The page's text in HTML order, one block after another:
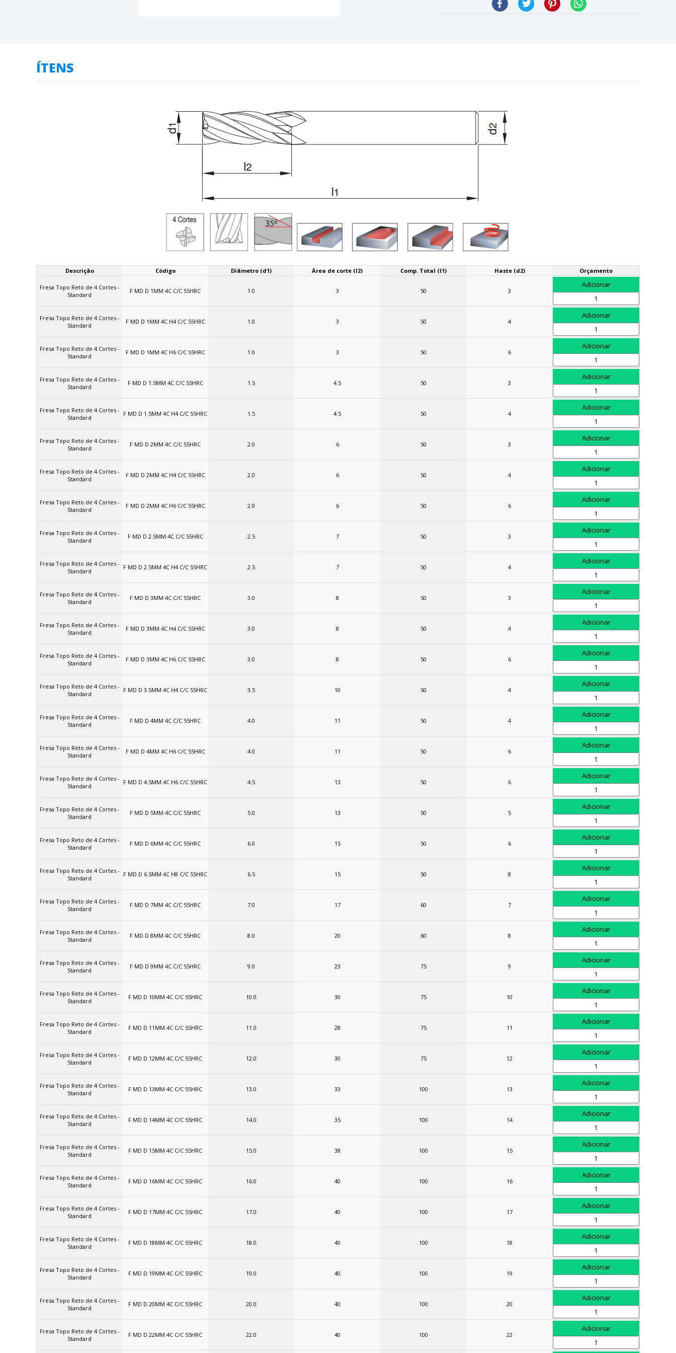
Facebook Twitter Pinterest
ÍTENS
Descrição Código Diâmetro (d1) Área de corte (l2) Comp. Total (l1) Haste (d2) Orçamento
Fresa Topo Reto de 4 Cortes -
Standard
F MD D 1MM 4C C/C 55HRC 1.0 3 50 3
Fresa Topo Reto de 4 Cortes -
Standard
F MD D 1MM 4C H4 C/C 55HRC 1.0 3 50 4
Fresa Topo Reto de 4 Cortes -
Standard
F MD D 1MM 4C H6 C/C 55HRC 1.0 3 50 6
Fresa Topo Reto de 4 Cortes -
Standard
F MD D 1.5MM 4C C/C 55HRC 1.5 4.5 50 3
Fresa Topo Reto de 4 Cortes -
Standard
F MD D 1.5MM 4C H4 C/C 55HRC 1.5 4.5 50 4
Fresa Topo Reto de 4 Cortes -
Standard
F MD D 2MM 4C C/C 55HRC 2.0 6 50 3
Fresa Topo Reto de 4 Cortes -
Standard
F MD D 2MM 4C H4 C/C 55HRC 2.0 6 50 4
Fresa Topo Reto de 4 Cortes -
Standard
F MD D 2MM 4C H6 C/C 55HRC 2.0 6 50 6
Fresa Topo Reto de 4 Cortes -
Standard
F MD D 2.5MM 4C C/C 55HRC 2.5 7 50 3
Fresa Topo Reto de 4 Cortes -
Standard
F MD D 2.5MM 4C H4 C/C 55HRC 2.5 7 50 4
Fresa Topo Reto de 4 Cortes -
Standard
F MD D 3MM 4C C/C 55HRC 3.0 8 50 3
Fresa Topo Reto de 4 Cortes -
Standard
F MD D 3MM 4C H4 C/C 55HRC 3.0 8 50 4
Fresa Topo Reto de 4 Cortes -
Standard
F MD D 3MM 4C H6 C/C 55HRC 3.0 8 50 6
Fresa Topo Reto de 4 Cortes -
Standard
F MD D 3.5MM 4C H4 C/C 55HRC 3.5 10 50 4
Fresa Topo Reto de 4 Cortes -
Standard
F MD D 4MM 4C C/C 55HRC 4.0 11 50 4
Fresa Topo Reto de 4 Cortes -
Standard
F MD D 4MM 4C H6 C/C 55HRC 4.0 11 50 6
Fresa Topo Reto de 4 Cortes -
Standard
F MD D 4.5MM 4C H6 C/C 55HRC 4.5 13 50 6
Fresa Topo Reto de 4 Cortes -
Standard
F MD D 5MM 4C C/C 55HRC 5.0 13 50 5
Fresa Topo Reto de 4 Cortes -
Standard
F MD D 6MM 4C C/C 55HRC 6.0 15 50 6
Fresa Topo Reto de 4 Cortes -
Standard
F MD D 6.5MM 4C H8 C/C 55HRC 6.5 15 50 8
Fresa Topo Reto de 4 Cortes -
Standard
F MD D 7MM 4C C/C 55HRC 7.0 17 60 7
Fresa Topo Reto de 4 Cortes -
Standard
F MD D 8MM 4C C/C 55HRC 8.0 20 60 8
Fresa Topo Reto de 4 Cortes -
Standard
F MD D 9MM 4C C/C 55HRC 9.0 23 75 9
Fresa Topo Reto de 4 Cortes -
Standard
F MD D 10MM 4C C/C 55HRC 10.0 30 75 10
Fresa Topo Reto de 4 Cortes -
Standard
F MD D 11MM 4C C/C 55HRC 11.0 28 75 11
Fresa Topo Reto de 4 Cortes -
Standard
F MD D 12MM 4C C/C 55HRC 12.0 30 75 12
Fresa Topo Reto de 4 Cortes -
Standard
F MD D 13MM 4C C/C 55HRC 13.0 33 100 13
Fresa Topo Reto de 4 Cortes -
Standard
F MD D 14MM 4C C/C 55HRC 14.0 35 100 14
Fresa Topo Reto de 4 Cortes -
Standard
F MD D 15MM 4C C/C 55HRC 15.0 38 100 15
Fresa Topo Reto de 4 Cortes -
Standard
F MD D 16MM 4C C/C 55HRC 16.0 40 100 16
Fresa Topo Reto de 4 Cortes -
Standard
F MD D 17MM 4C C/C 55HRC 17.0 40 100 17
Fresa Topo Reto de 4 Cortes -
Standard
F MD D 18MM 4C C/C 55HRC 18.0 40 100 18
Fresa Topo Reto de 4 Cortes -
Standard
F MD D 19MM 4C C/C 55HRC 19.0 40 100 19
Fresa Topo Reto de 4 Cortes -
Standard
F MD D 20MM 4C C/C 55HRC 20.0 40 100 20
Fresa Topo Reto de 4 Cortes -
Standard
F MD D 22MM 4C C/C 55HRC 22.0 40 100 22